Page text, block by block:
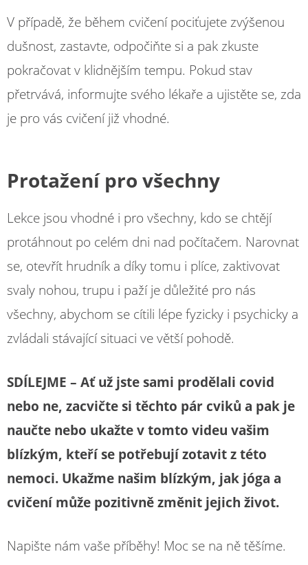
V případě, že během cvičení pociťujete zvýšenou
dušnost, zastavte, odpočiňte si a pak zkuste
pokračovat v klidnějším tempu. Pokud stav
přetrvává, informujte svého lékaře a ujistěte se, zda
je pro vás cvičení již vhodné.
Protažení pro všechny
Lekce jsou vhodné i pro všechny, kdo se chtějí
protáhnout po celém dni nad počítačem. Narovnat
se, otevřít hrudník a díky tomu i plíce, zaktivovat
svaly nohou, trupu i paží je důležité pro nás
všechny, abychom se cítili lépe fyzicky i psychicky a
zvládali stávající situaci ve větší pohodě.
SDÍLEJME – Ať už jste sami prodělali covid
nebo ne, zacvičte si těchto pár cviků a pak je
naučte nebo ukažte v tomto videu vašim
blízkým, kteří se potřebují zotavit z této
nemoci. Ukažme našim blízkým, jak jóga a
cvičení může pozitivně změnit jejich život.
Napište nám vaše příběhy! Moc se na ně těšíme.